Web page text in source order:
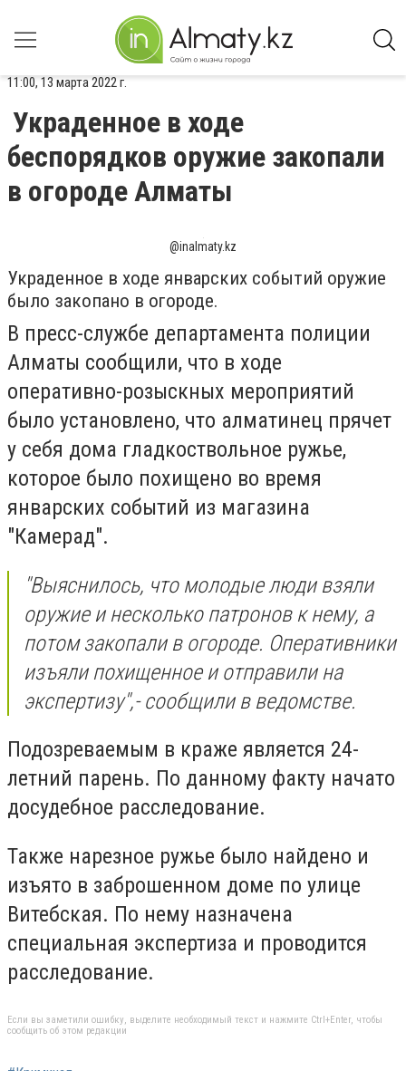
11:00, 13 марта 2022 г.
Украденное в ходе
беспорядков оружие закопали
в огороде Алматы
@inalmaty.kz
Украденное в ходе январских событий оружие
было закопано в огороде.
В пресс-службе департамента полиции
Алматы сообщили, что в ходе
оперативно-розыскных мероприятий
было установлено, что алматинец прячет
у себя дома гладкоствольное ружье,
которое было похищено во время
январских событий из магазина
"Камерад".
"Выяснилось, что молодые люди взяли
оружие и несколько патронов к нему, а
потом закопали в огороде. Оперативники
изъяли похищенное и отправили на
экспертизу",- сообщили в ведомстве.
Подозреваемым в краже является 24-
летний парень. По данному факту начато
досудебное расследование.
Также нарезное ружье было найдено и
изъято в заброшенном доме по улице
Витебская. По нему назначена
специальная экспертиза и проводится
расследование.
Если вы заметили ошибку, выделите необходимый текст и нажмите Ctrl+Enter, чтобы
сообщить об этом редакции